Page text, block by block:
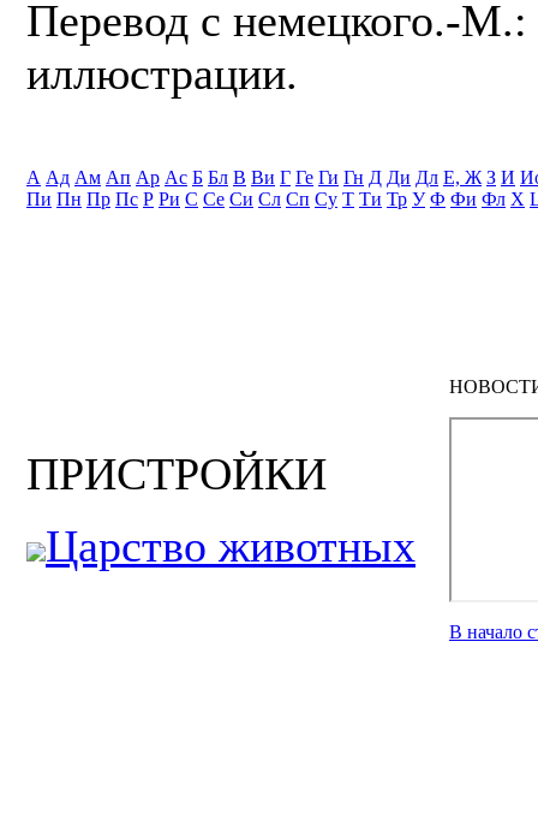
Перевод с немецкого.-
иллюстрации.
А Ад Ам Ап Ар Ас Б Бл В Ви Г Ге Ги Гн Д Ди Дл Е, Ж З И
Пи Пн Пр Пс Р Ри С Се Си Сл Сп Су Т Ти Тр У Ф Фи Фл Х
ПРИСТРОЙКИ
Царство животных
В начало